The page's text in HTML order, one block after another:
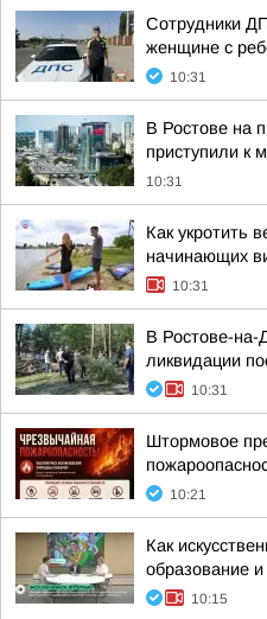
Сотрудники
женщине с
10:31
В Ростове на
приступили к
10:31
Как укротить
начинающих
10:31
В Ростове-на-
ликвидации
10:31
Штормовое
10:21
Как
образование и
10:15